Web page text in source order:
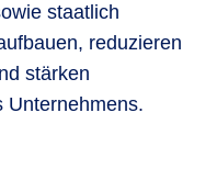
staatlich
reduzieren
stärken
Unternehmens.